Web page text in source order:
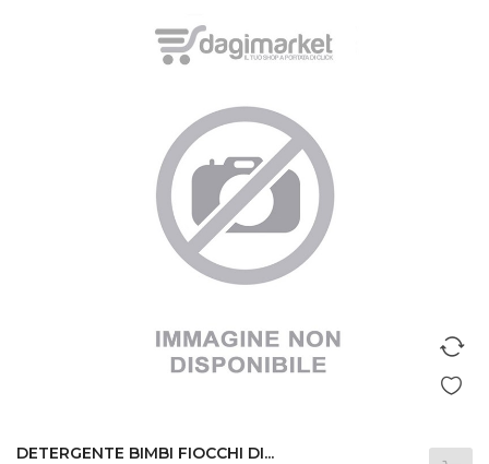
DETERGENTE BIMBI FIOCCHI DI...